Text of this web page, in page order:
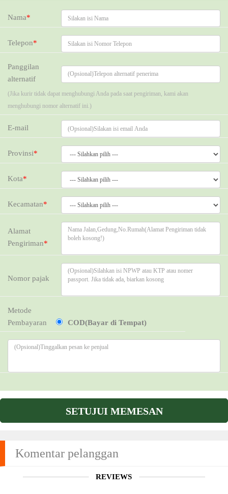
Nama*
Telepon*
Panggilan
alternatif
(Jika kurir tidak dapat menghubungi Anda pada saat pengiriman, kami akan
menghubungi nomor alternatif ini.)
E-mail
Provinsi*
Kota*
Kecamatan*
Alamat
Pengiriman*
Nomor pajak
Metode
Pembayaran
COD(Bayar di Tempat)
SETUJUI MEMESAN
Komentar pelanggan
REVIEWS